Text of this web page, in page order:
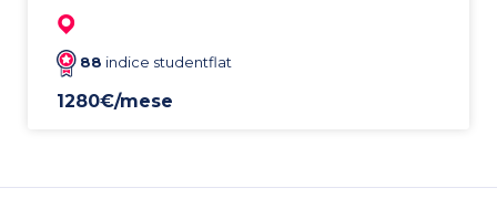
88 indice studentflat
1280€/mese